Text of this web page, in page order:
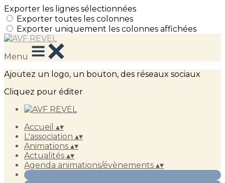
Exporter les lignes sélectionnées
Exporter toutes les colonnes
Exporter uniquement les colonnes affichées
Menu
Ajoutez un logo, un bouton, des réseaux sociaux
Cliquez pour éditer
Accueil ▴▾
L'association ▴▾
Animations ▴▾
Actualités ▴▾
Agenda animations/évènements ▴▾